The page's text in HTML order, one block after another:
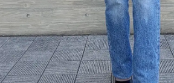
JOIN